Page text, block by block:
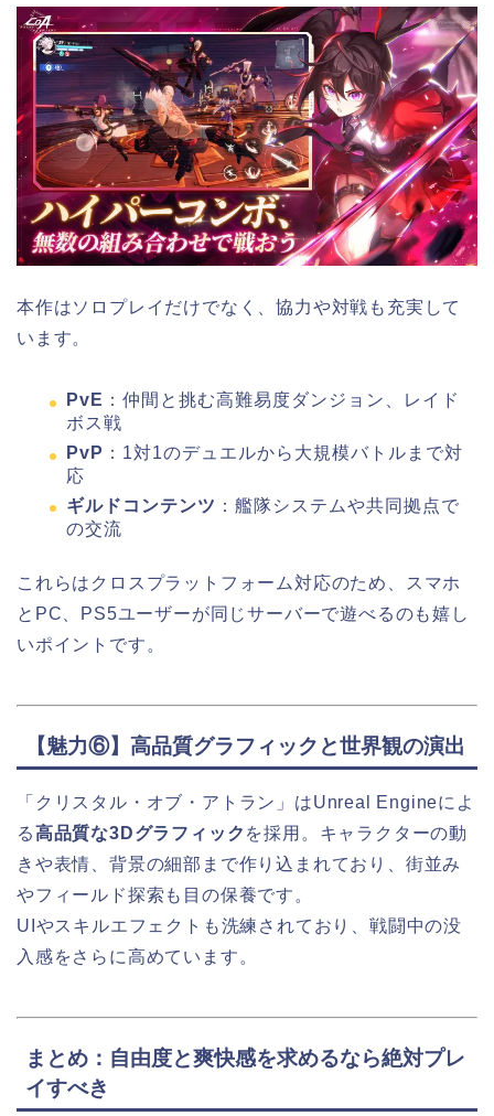
本作はソロプレイだけでなく、協力や対戦も充実して
います。
PvE ：仲間と挑む高難易度ダンジョン、レイド
ボス戦
PvP ：1対1のデュエルから大規模バトルまで対
応
ギルドコンテンツ ：艦隊システムや共同拠点で
の交流
これらはクロスプラットフォーム対応のため、スマホ
とPC、PS5ユーザーが同じサーバーで遊べるのも嬉し
いポイントです。
【魅力⑥】高品質グラフィックと世界観の演出
「クリスタル・オブ・アトラン」はUnreal Engineによ
る高品質な3Dグラフィック を採用。キャラクターの動
きや表情、背景の細部まで作り込まれており、街並み
やフィールド探索も目の保養です。
UIやスキルエフェクトも洗練されており、戦闘中の没
入感をさらに高めています。
まとめ：自由度と爽快感を求めるなら絶対プレ
イすべき